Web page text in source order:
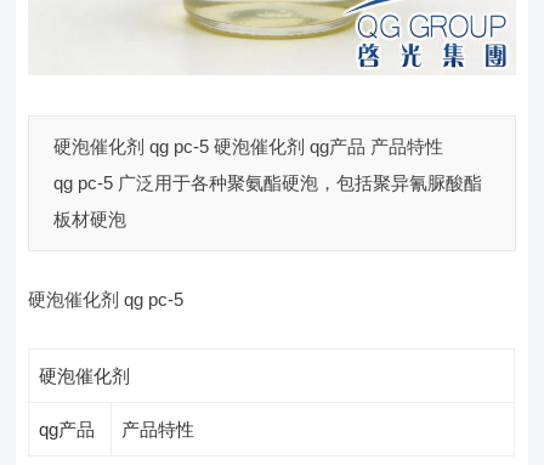
硬泡催化剂 qg pc-5 硬泡催化剂 qg产品 产品特性
qg pc-5 广泛用于各种聚氨酯硬泡，包括聚异氰脲酸酯
板材硬泡
硬泡催化剂 qg pc-5
硬泡催化剂
qg产品 产品特性